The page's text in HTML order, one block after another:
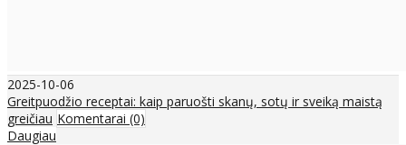
2025-10-06
Greitpuodžio receptai: kaip paruošti skanų, sotų ir sveiką maistą
greičiau Komentarai (0)
Daugiau